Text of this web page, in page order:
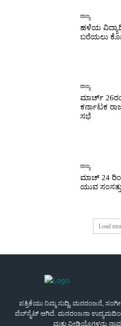
ರಾಜ್ಯ
ಹಳೆಯ
ಬರೆಯಲು
ರಾಜ್ಯ
ಮಾರ್ಚ್
ಕರ್ನಾಟಕ
ಸಭೆ
ರಾಜ್ಯ
ಮಾಚ್ 24
ಯುವ
Load
ಪತ್ರಿಕೆಯು ನಿಮ್ಮ ಸುದ್ದಿ, ಮನರಂಜನೆ,
ವೆಬ್‌ಸೈಟ್ ಆಗಿದೆ. ಮನರಂಜನಾ ಉದ್ಯಮದಿಂದ
ಮತ್ತು ವೀಡಿಯೊಗಳನ್ನು